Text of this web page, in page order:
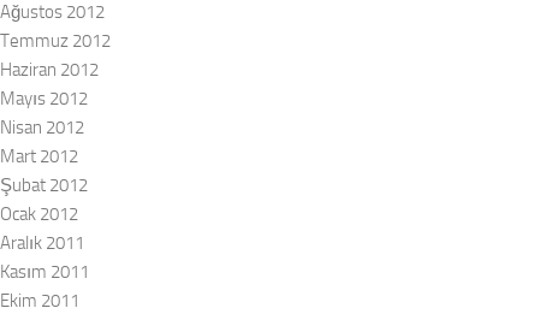
Ağustos 2012
Temmuz 2012
Haziran 2012
Mayıs 2012
Nisan 2012
Mart 2012
Şubat 2012
Ocak 2012
Aralık 2011
Kasım 2011
Ekim 2011